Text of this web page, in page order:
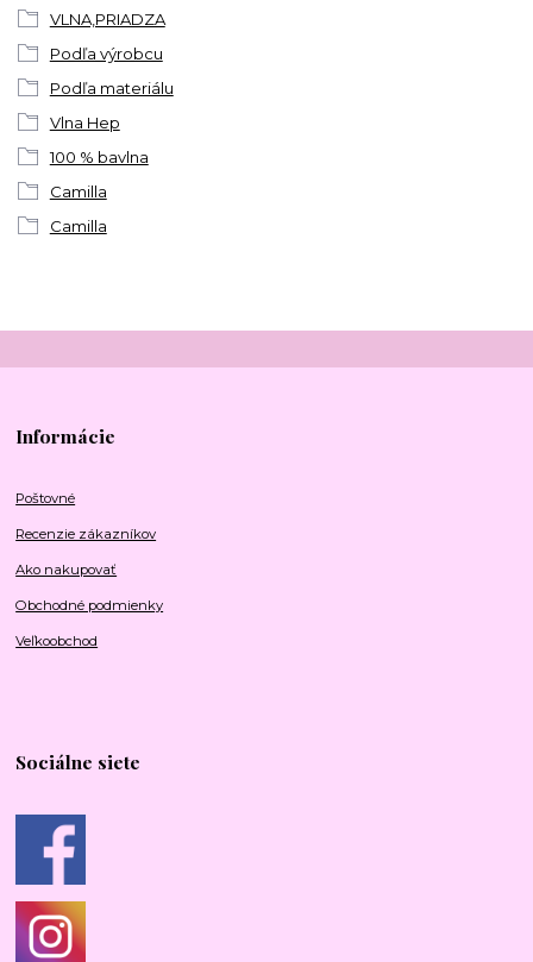
VLNA,PRIADZA
Podľa výrobcu
Podľa materiálu
Vlna Hep
100 % bavlna
Camilla
Camilla
Informácie
Poštovné
Recenzie zákazníkov
Ako nakupovať
Obchodné podmienky
Veľkoobchod
Sociálne siete